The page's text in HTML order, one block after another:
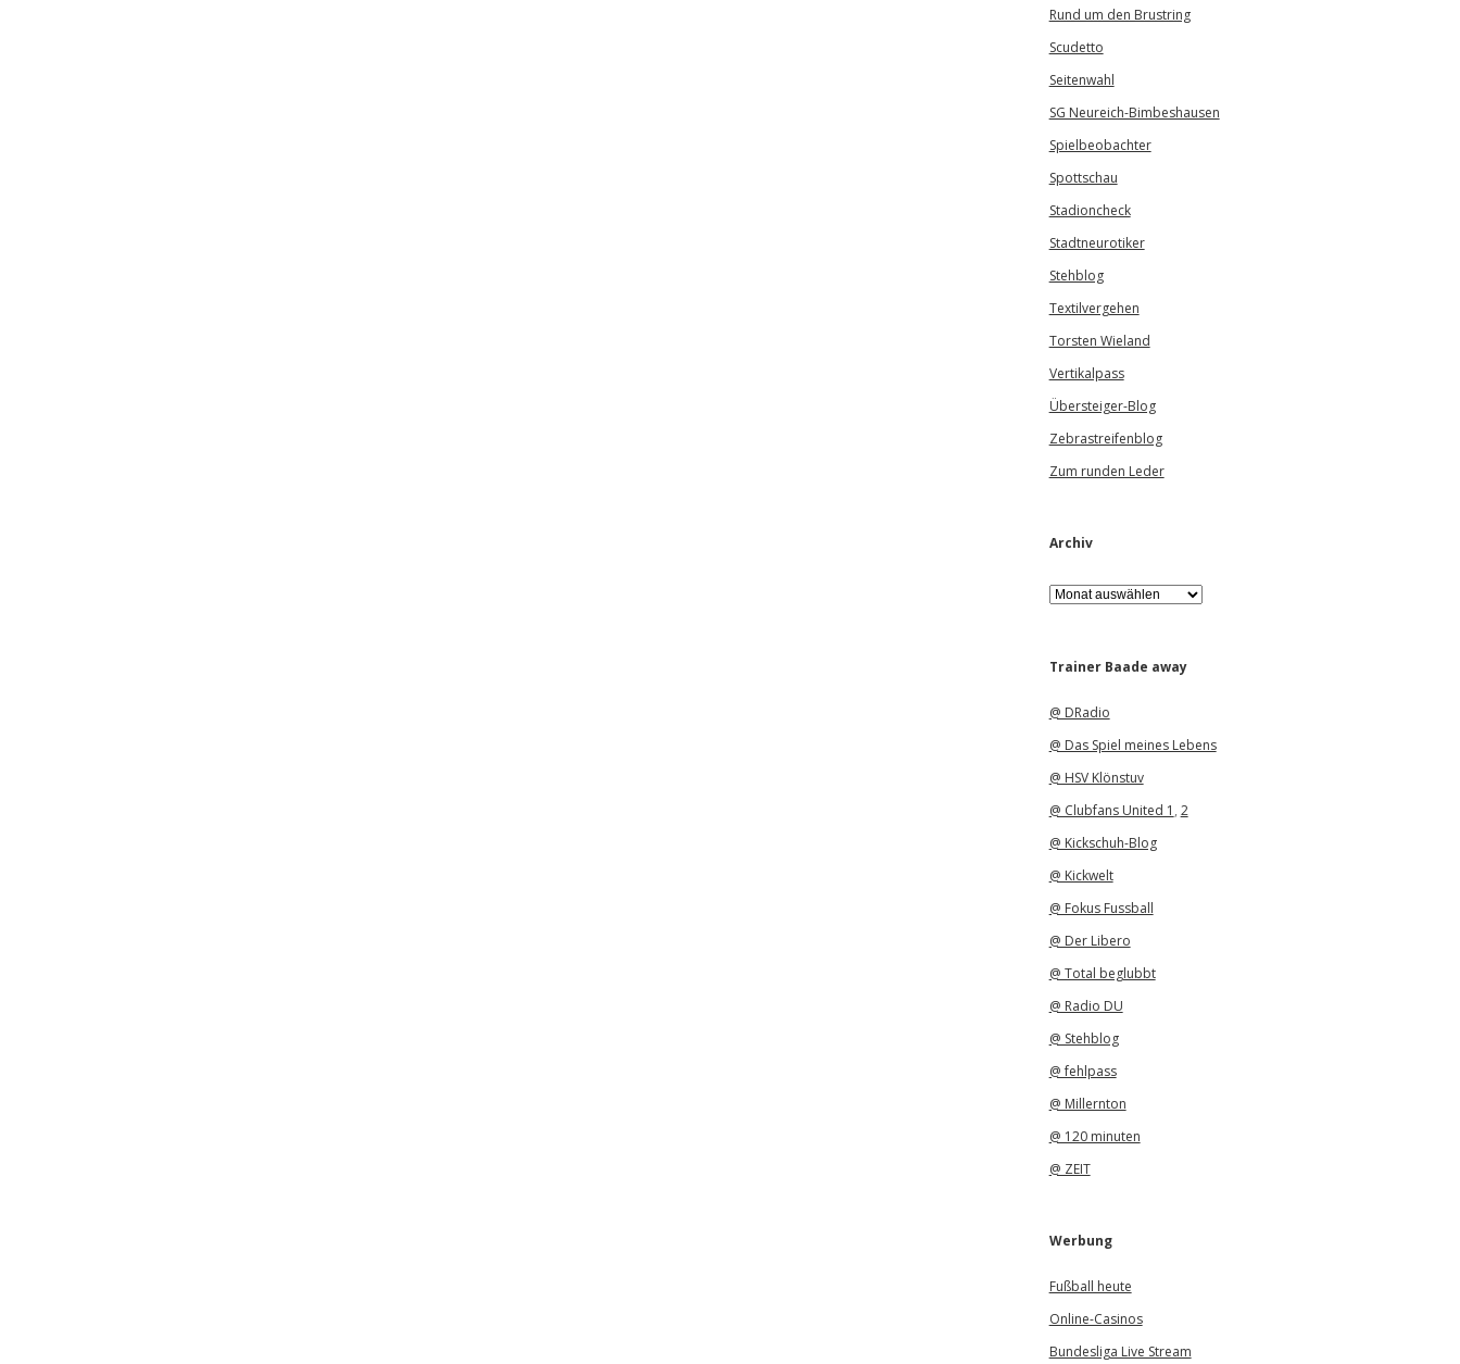
Rund um den Brustring
Scudetto
Seitenwahl
SG Neureich-Bimbeshausen
Spielbeobachter
Spottschau
Stadioncheck
Stadtneurotiker
Stehblog
Textilvergehen
Torsten Wieland
Vertikalpass
Übersteiger-Blog
Zebrastreifenblog
Zum runden Leder
Archiv
A
r
iTrainer Baade away
@ DRadio
@ Das Spiel meines Lebens
@ HSV Klönstuv
@ Clubfans United 1 , 2
@ Kickschuh-Blog
@ Kickwelt
@ Fokus Fussball
@ Der Libero
@ Total beglubbt
@ Radio DU
@ Stehblog
@ fehlpass
@ Millernton
@ 120 minuten
@ ZEIT
Werbung
Fußball heute
Online-Casinos
Bundesliga Live Stream